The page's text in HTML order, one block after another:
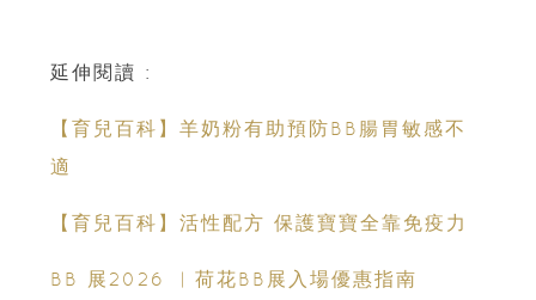
延伸閱讀 :
【育兒百科】羊奶粉有助預防BB腸胃敏感不
適
【育兒百科】活性配方 保護寶寶全靠免疫力
BB 展2026 ︳荷花BB展入場優惠指南